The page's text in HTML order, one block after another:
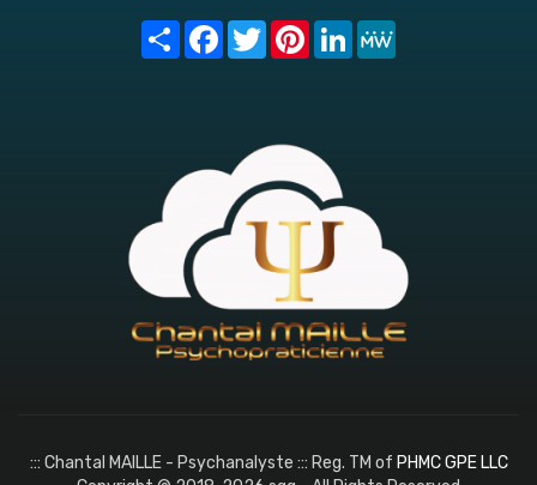
Share FacebookTwitterPinterest
LinkedIn
::: Chantal MAILLE - Psychanalyste ::: Reg. TM of PHMC GPE LLC